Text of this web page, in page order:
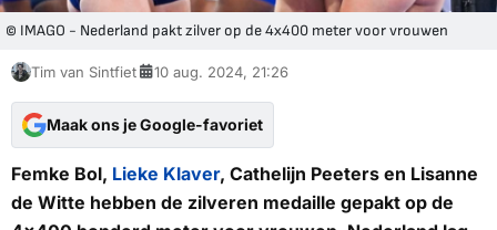
© IMAGO - Nederland pakt zilver op de 4x400 meter voor vrouwen
Tim van Sintfiet 10 aug. 2024, 21:26
Maak ons je Google-favoriet
Femke Bol, Lieke Klaver, Cathelijn Peeters en Lisanne
de Witte hebben de zilveren medaille gepakt op de